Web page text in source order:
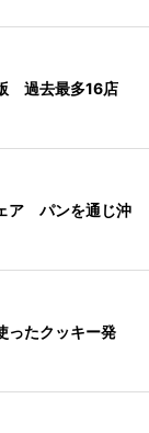
過去最多16店
ア パンを通じ沖
ったクッキー発